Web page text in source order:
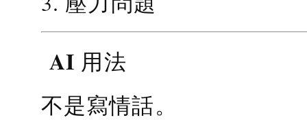
AI 用法
不是寫情話。